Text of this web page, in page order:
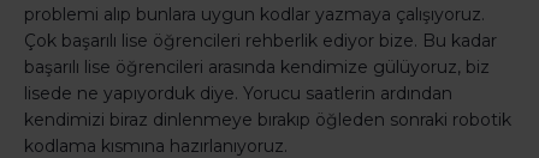
problemi alıp bunlara uygun kodlar yazmaya çalışıyoruz.
Çok başarılı lise öğrencileri rehberlik ediyor bize. Bu kadar
başarılı lise öğrencileri arasında kendimize gülüyoruz, biz
lisede ne yapıyorduk diye. Yorucu saatlerin ardından
kendimizi biraz dinlenmeye bırakıp öğleden sonraki robotik
kodlama kısmına hazırlanıyoruz.